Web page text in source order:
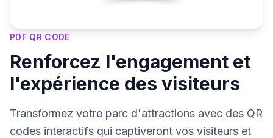
PDF QR CODE
Renforcez l'engagement et
l'expérience des visiteurs
Transformez votre parc d'attractions avec des QR
codes interactifs qui captiveront vos visiteurs et